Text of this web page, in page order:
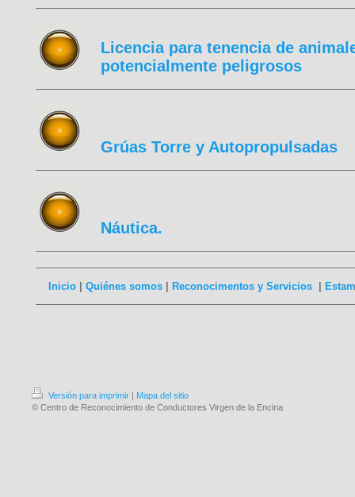
Licencia para tenencia de
potencialmente peligrosos
Grúas Torre y Autopropulsadas
Náutica.
Inicio| Quiénes somos| Reconocimentos y Servicios|
Versión para imprimir | Mapa del sitio
© Centro de Reconocimiento de Conductores Virgen de la Encina